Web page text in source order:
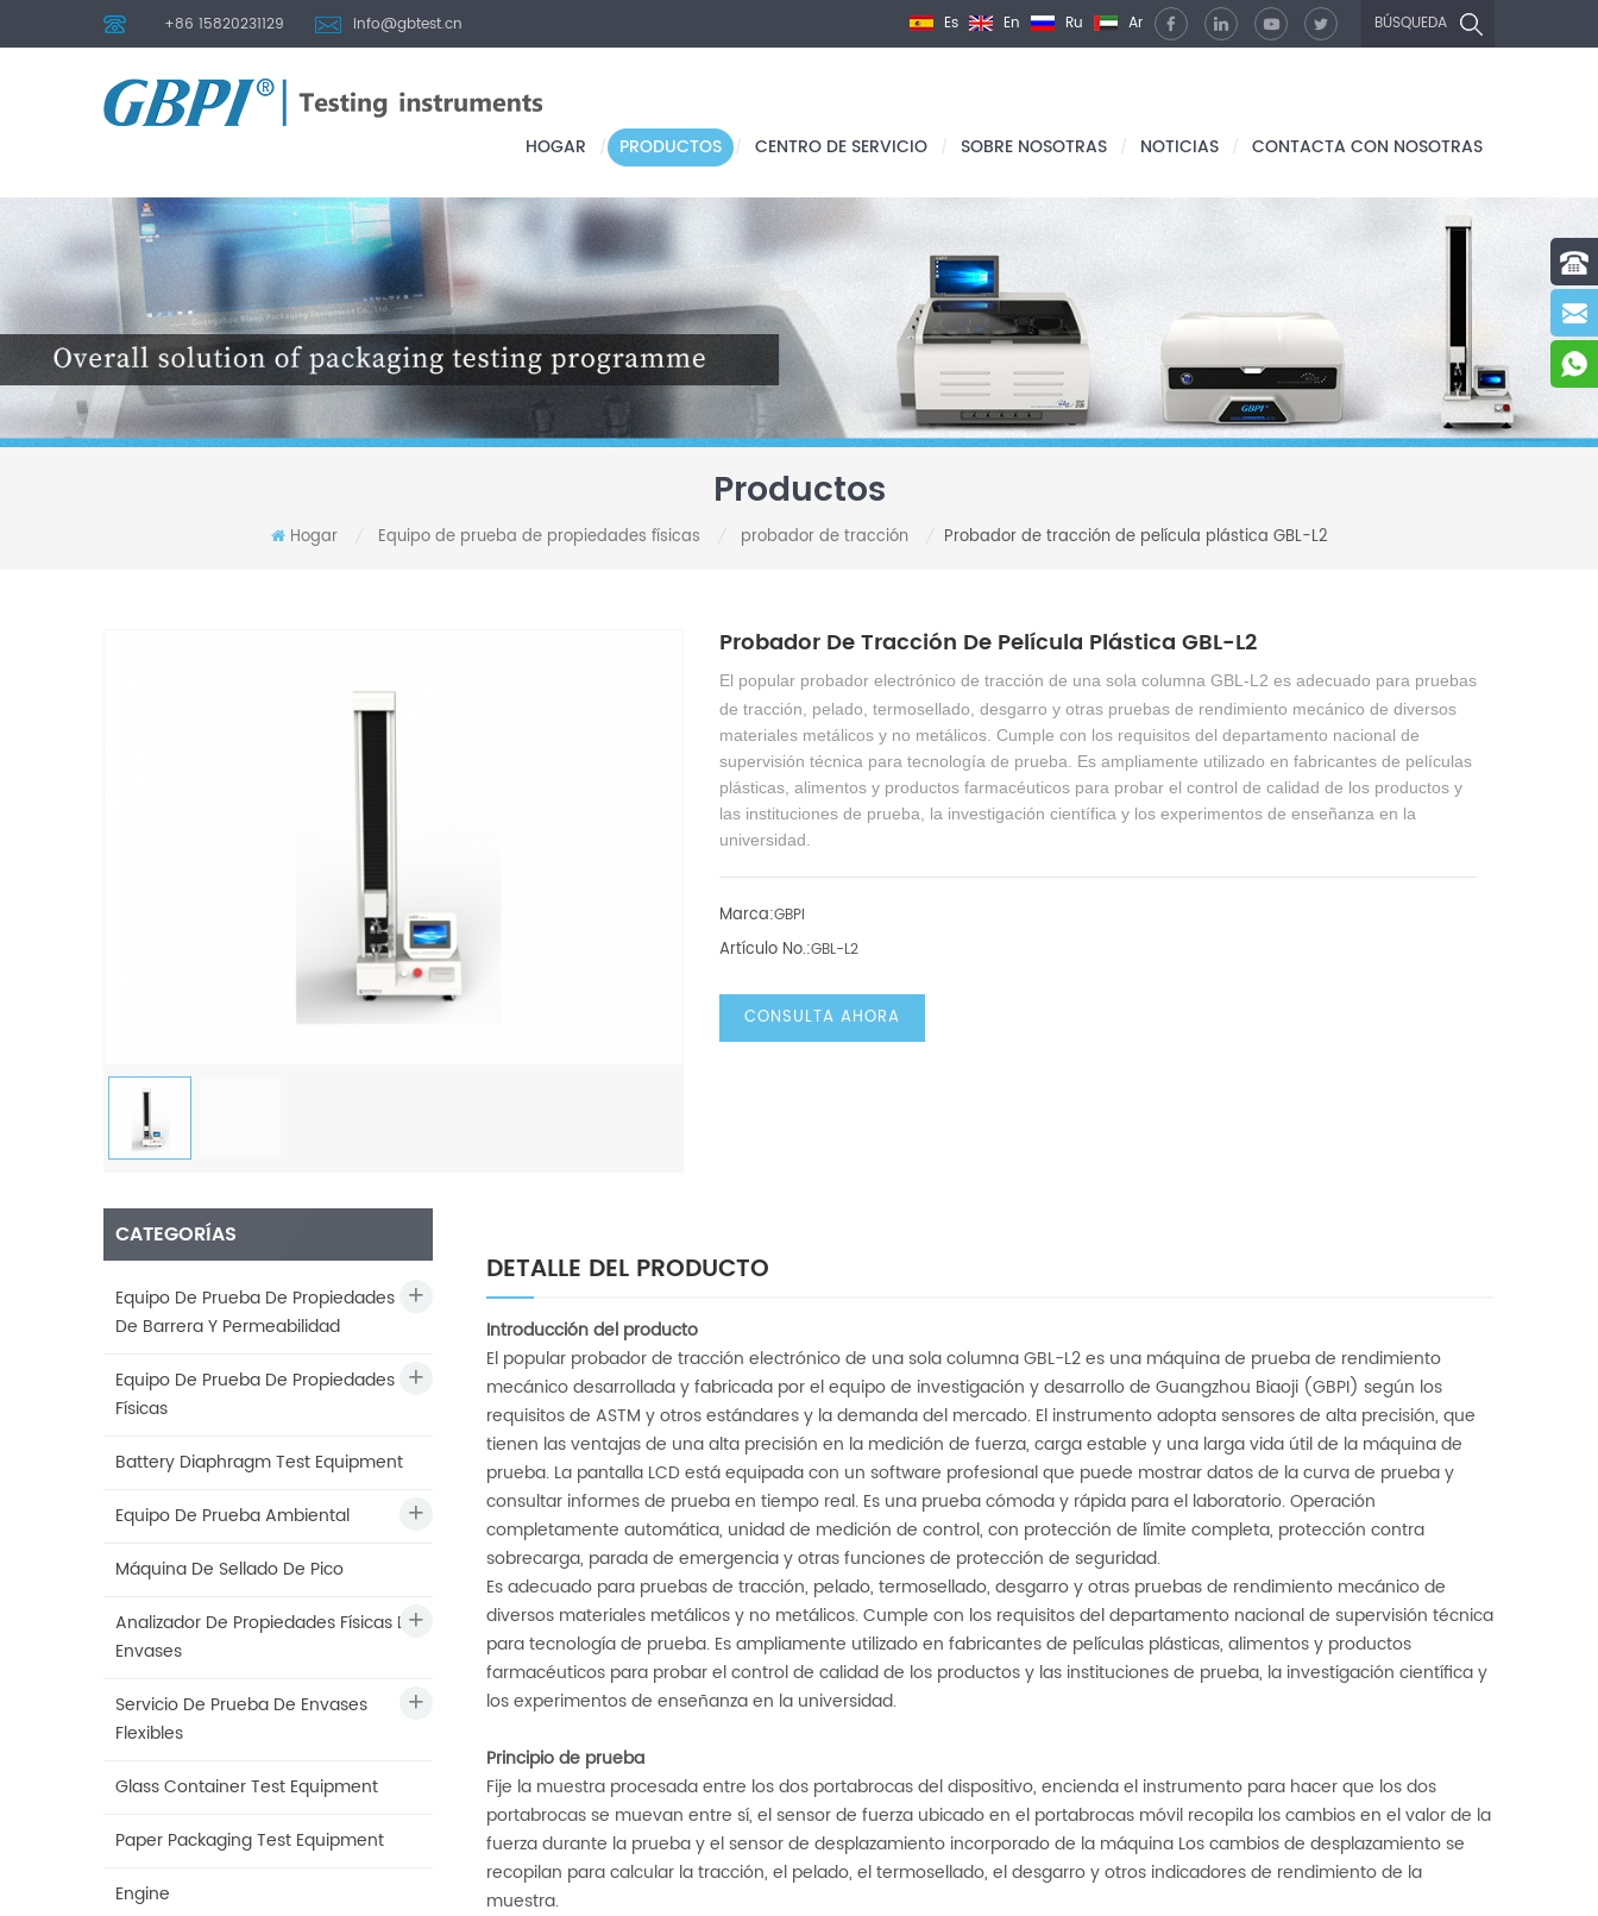
+86 15820231129 info@gbtest.cn BÚSQUEDA
Es En Ru Ar
HOGAR / PRODUCTOS / CENTRO DE SERVICIO / SOBRE NOSOTRAS / NOTICIAS / CONTACTA CON NOSOTRAS
Productos
Hogar Equipo de prueba de propiedades físicas probador de tracción Probador de tracción de película plástica GBL-L2
Probador De Tracción De Película Plástica GBL-L2
El popular probador electrónico de tracción de una sola columna GBL-L2 es adecuado para pruebas
de tracción, pelado, termosellado, desgarro y otras pruebas de rendimiento mecánico de diversos
materiales metálicos y no metálicos. Cumple con los requisitos del departamento nacional de
supervisión técnica para tecnología de prueba. Es ampliamente utilizado en fabricantes de películas
plásticas, alimentos y productos farmacéuticos para probar el control de calidad de los productos y
las instituciones de prueba, la investigación científica y los experimentos de enseñanza en la
universidad.
Marca:GBPI
Artículo No.:GBL-L2
CONSULTA AHORA
CATEGORÍAS
Equipo De Prueba De Propiedades
De Barrera Y Permeabilidad
Equipo De Prueba De Propiedades
Físicas
Battery Diaphragm Test Equipment
Equipo De Prueba Ambiental
Máquina De Sellado De Pico
Analizador De Propiedades Físicas De
Envases
Servicio De Prueba De Envases
Flexibles
Glass Container Test Equipment
Paper Packaging Test Equipment
Engine
DETALLE DEL PRODUCTO
Introducción del producto
El popular probador de tracción electrónico de una sola columna GBL-L2 es una máquina de prueba de rendimiento
mecánico desarrollada y fabricada por el equipo de investigación y desarrollo de Guangzhou Biaoji (GBPI) según los
requisitos de ASTM y otros estándares y la demanda del mercado. El instrumento adopta sensores de alta precisión, que
tienen las ventajas de una alta precisión en la medición de fuerza, carga estable y una larga vida útil de la máquina de
prueba. La pantalla LCD está equipada con un software profesional que puede mostrar datos de la curva de prueba y
consultar informes de prueba en tiempo real. Es una prueba cómoda y rápida para el laboratorio. Operación
completamente automática, unidad de medición de control, con protección de límite completa, protección contra
sobrecarga, parada de emergencia y otras funciones de protección de seguridad.
Es adecuado para pruebas de tracción, pelado, termosellado, desgarro y otras pruebas de rendimiento mecánico de
diversos materiales metálicos y no metálicos. Cumple con los requisitos del departamento nacional de supervisión técnica
para tecnología de prueba. Es ampliamente utilizado en fabricantes de películas plásticas, alimentos y productos
farmacéuticos para probar el control de calidad de los productos y las instituciones de prueba, la investigación científica y
los experimentos de enseñanza en la universidad.
Principio de prueba
Fije la muestra procesada entre los dos portabrocas del dispositivo, encienda el instrumento para hacer que los dos
portabrocas se muevan entre sí, el sensor de fuerza ubicado en el portabrocas móvil recopila los cambios en el valor de la
fuerza durante la prueba y el sensor de desplazamiento incorporado de la máquina Los cambios de desplazamiento se
recopilan para calcular la tracción, el pelado, el termosellado, el desgarro y otros indicadores de rendimiento de la
muestra.